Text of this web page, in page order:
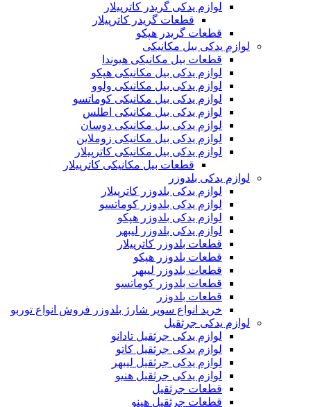
لوازم یدکی گریدر کاترپیلار
قطعات گریدر کاترپیلار
قطعات گریدر هپکو
لوازم یدکی بیل مکانیکی
قطعات بیل مکانیکی هیوندا
لوازم یدکی بیل مکانیکی هپکو
لوازم یدکی بیل مکانیکی ولوو
لوازم یدکی بیل مکانیکی کوماتسو
لوازم یدکی بیل مکانیکی اطلس
لوازم یدکی بیل مکانیکی دوسان
لوازم یدکی بیل مکانیکی زوملاین
لوازم یدکی بیل مکانیکی کاترپیلار
قطعات بیل مکانیکی کاترپیلار
لوازم یدکی بلدوزر
لوازم یدکی بلدوزر کاترپیلار
لوازم یدکی بلدوزر کوماتسو
لوازم یدکی بلدوزر هپکو
لوازم یدکی بلدوزر لیبهر
قطعات بلدوزر کاترپیلار
قطعات بلدوزر هپکو
قطعات بلدوزر لیبهر
قطعات بلدوزر کوماتسو
قطعات بلدوزر
خرید انواع سوپر شارژ بلدوزر فروش انواع توربو
لوازم یدکی جرثقیل
لوازم یدکی جرثقیل تادانو
لوازم یدکی جرثقیل کاتو
لوازم یدکی جرثقیل لیبهر
لوازم یدکی جرثقیل هنیو
قطعات جرثقیل
قطعات جرثقیل هینو